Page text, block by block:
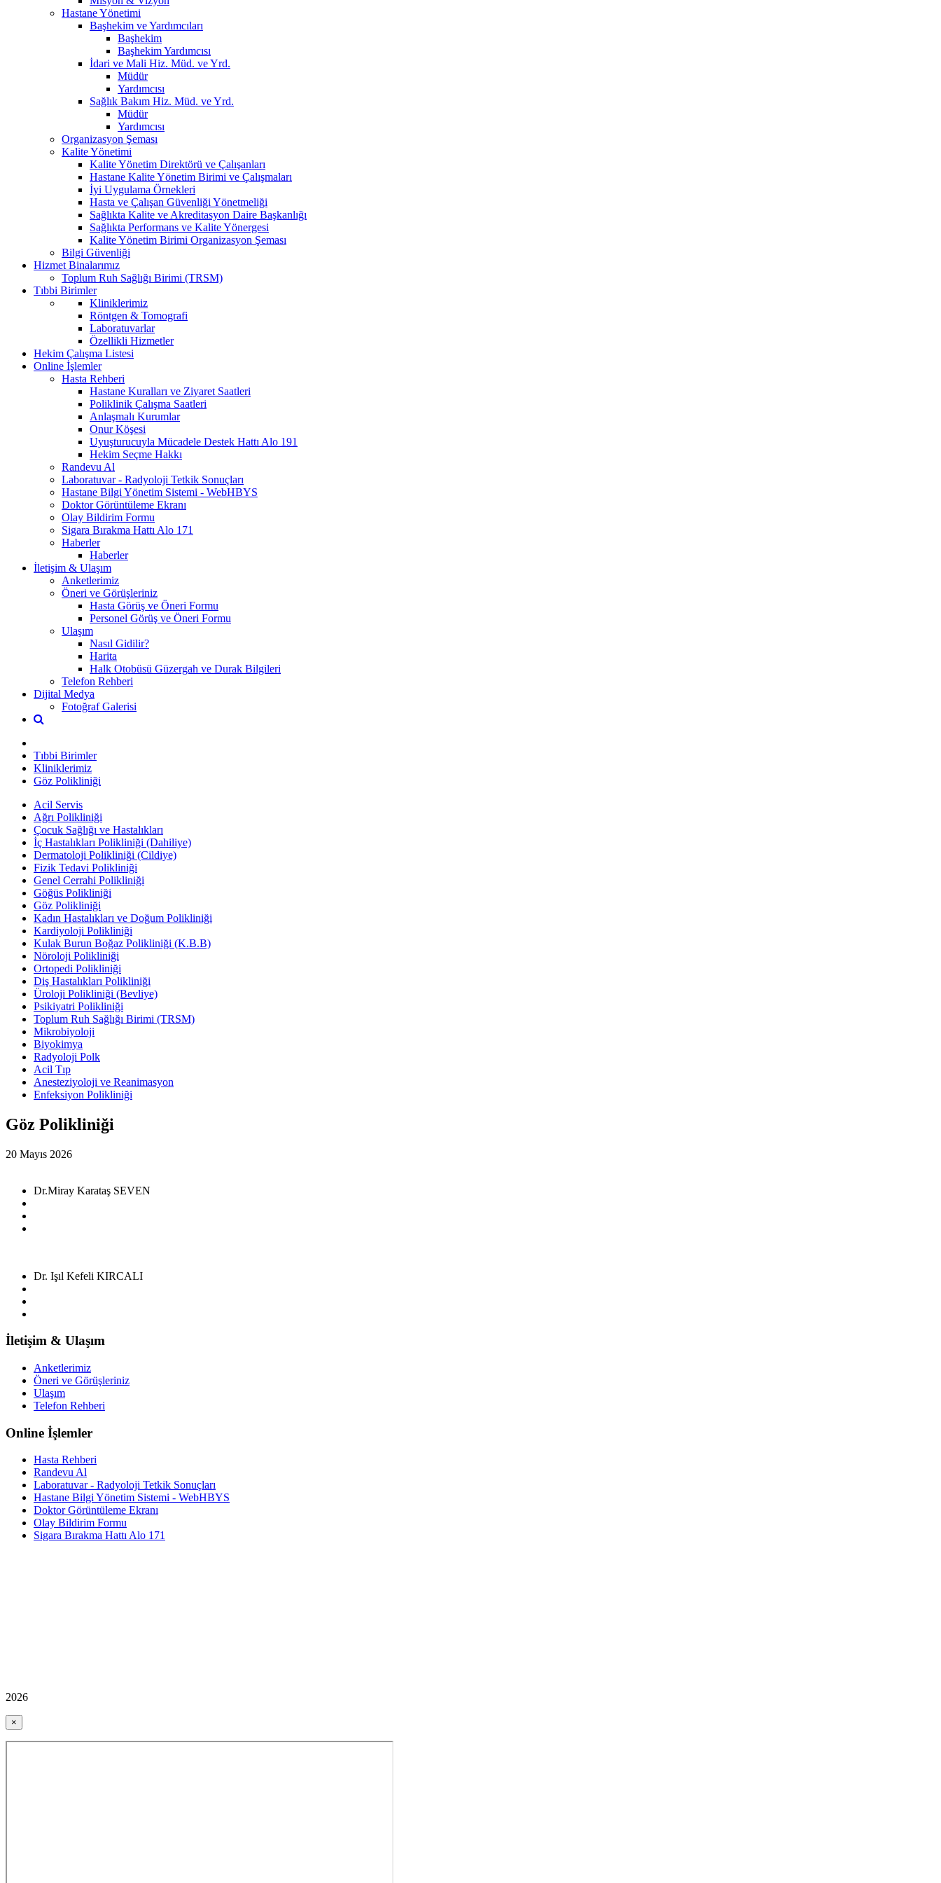
Hastane Yönetimi
Başhekim ve Yardımcıları
Başhekim
Başhekim Yardımcısı
İdari ve Mali Hiz. Müd. ve Yrd.
Müdür
Yardımcısı
Sağlık Bakım Hiz. Müd. ve Yrd.
Müdür
Yardımcısı
Organizasyon Şeması
Kalite Yönetimi
Kalite Yönetim Direktörü ve Çalışanları
Hastane Kalite Yönetim Birimi ve Çalışmaları
İyi Uygulama Örnekleri
Hasta ve Çalışan Güvenliği Yönetmeliği
Sağlıkta Kalite ve Akreditasyon Daire Başkanlığı
Sağlıkta Performans ve Kalite Yönergesi
Kalite Yönetim Birimi Organizasyon Şeması
Bilgi Güvenliği
Hizmet Binalarımız
Toplum Ruh Sağlığı Birimi (TRSM)
Tıbbi Birimler
Kliniklerimiz
Röntgen & Tomografi
Laboratuvarlar
Özellikli Hizmetler
Hekim Çalışma Listesi
Online İşlemler
Hasta Rehberi
Hastane Kuralları ve Ziyaret Saatleri
Poliklinik Çalışma Saatleri
Anlaşmalı Kurumlar
Onur Köşesi
Uyuşturucuyla Mücadele Destek Hattı Alo 191
Hekim Seçme Hakkı
Randevu Al
Laboratuvar - Radyoloji Tetkik Sonuçları
Hastane Bilgi Yönetim Sistemi - WebHBYS
Doktor Görüntüleme Ekranı
Olay Bildirim Formu
Sigara Bırakma Hattı Alo 171
Haberler
Haberler
İletişim & Ulaşım
Anketlerimiz
Öneri ve Görüşleriniz
Hasta Görüş ve Öneri Formu
Personel Görüş ve Öneri Formu
Ulaşım
Nasıl Gidilir?
Harita
Halk Otobüsü Güzergah ve Durak Bilgileri
Telefon Rehberi
Dijital Medya
Fotoğraf Galerisi
Tıbbi Birimler
Kliniklerimiz
Göz Polikliniği
Acil Servis
Ağrı Polikliniği
Çocuk Sağlığı ve Hastalıkları
İç Hastalıkları Polikliniği (Dahiliye)
Dermatoloji Polikliniği (Cildiye)
Fizik Tedavi Polikliniği
Genel Cerrahi Polikliniği
Göğüs Polikliniği
Göz Polikliniği
Kadın Hastalıkları ve Doğum Polikliniği
Kardiyoloji Polikliniği
Kulak Burun Boğaz Polikliniği (K.B.B)
Nöroloji Polikliniği
Ortopedi Polikliniği
Diş Hastalıkları Polikliniği
Üroloji Polikliniği (Bevliye)
Psikiyatri Polikliniği
Toplum Ruh Sağlığı Birimi (TRSM)
Mikrobiyoloji
Biyokimya
Radyoloji Polk
Acil Tıp
Anesteziyoloji ve Reanimasyon
Enfeksiyon Polikliniği
Göz Polikliniği
20 Mayıs 2026
Dr.Miray Karataş SEVEN
Dr. Işıl Kefeli KIRCALI
İletişim & Ulaşım
Anketlerimiz
Öneri ve Görüşleriniz
Ulaşım
Telefon Rehberi
Online İşlemler
Hasta Rehberi
Randevu Al
Laboratuvar - Radyoloji Tetkik Sonuçları
Hastane Bilgi Yönetim Sistemi - WebHBYS
Doktor Görüntüleme Ekranı
Olay Bildirim Formu
Sigara Bırakma Hattı Alo 171
2026
×